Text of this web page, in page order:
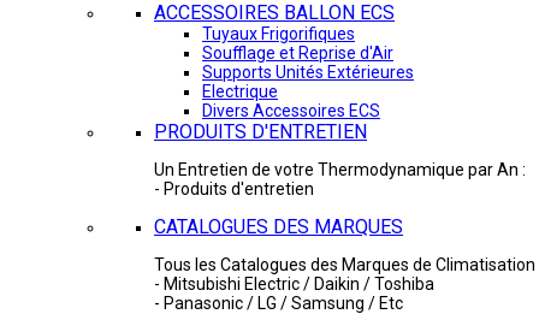
ACCESSOIRES BALLON ECS
Tuyaux Frigorifiques
Soufflage et Reprise d'Air
Supports Unités Extérieures
Electrique
Divers Accessoires ECS
PRODUITS D'ENTRETIEN
Un Entretien de votre Thermodynamique par An :
- Produits d'entretien
CATALOGUES DES MARQUES
Tous les Catalogues des Marques de Climatisation
- Mitsubishi Electric / Daikin / Toshiba
- Panasonic / LG / Samsung / Etc